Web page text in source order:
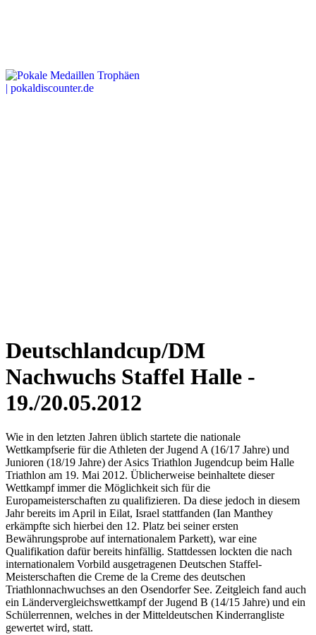
Deutschlandcup/DM
Nachwuchs Staffel Halle -
19./20.05.2012
Wie in den letzten Jahren üblich startete die nationale
Wettkampfserie für die Athleten der Jugend A (16/17 Jahre) und
Junioren (18/19 Jahre) der Asics Triathlon Jugendcup beim Halle
Triathlon am 19. Mai 2012. Üblicherweise beinhaltete dieser
Wettkampf immer die Möglichkeit sich für die
Europameisterschaften zu qualifizieren. Da diese jedoch in diesem
Jahr bereits im April in Eilat, Israel stattfanden (Ian Manthey
erkämpfte sich hierbei den 12. Platz bei seiner ersten
Bewährungsprobe auf internationalem Parkett), war eine
Qualifikation dafür bereits hinfällig. Stattdessen lockten die nach
internationalem Vorbild ausgetragenen Deutschen Staffel-
Meisterschaften die Creme de la Creme des deutschen
Triathlonnachwuchses an den Osendorfer See. Zeitgleich fand auch
ein Ländervergleichswettkampf der Jugend B (14/15 Jahre) und ein
Schülerrennen, welches in der Mitteldeutschen Kinderrangliste
gewertet wird, statt.